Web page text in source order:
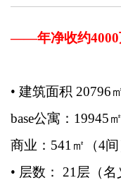
——年净收约4000
• 建筑面积 20796
base公寓：19945
商业：541㎡（4间
• 层数： 21层（名